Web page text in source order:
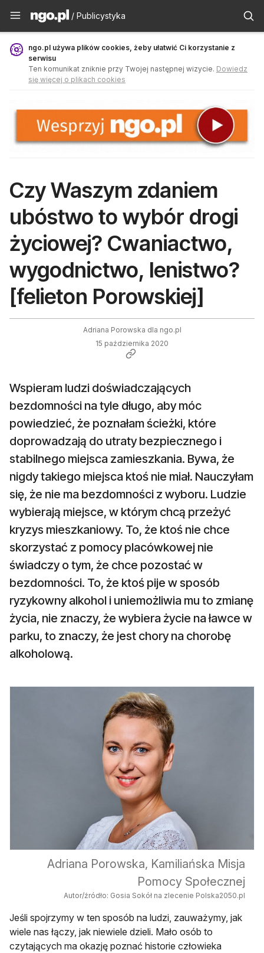
Publicystyka - ngo.pl
/ Publicystyka
ngo.pl używa plików cookies, żeby ułatwić Ci korzystanie z
serwisu
Ten komunikat zniknie przy Twojej następnej wizycie. Dowiedz
się więcej o plikach cookies
Czy Waszym zdaniem
ubóstwo to wybór drogi
życiowej? Cwaniactwo,
wygodnictwo, lenistwo?
[felieton Porowskiej]
Adriana Porowska dla ngo.pl
15 października 2020
Wspieram ludzi doświadczających
bezdomności na tyle długo, aby móc
powiedzieć, że poznałam ścieżki, które
doprowadzają do utraty bezpiecznego i
stabilnego miejsca zamieszkania. Bywa, że
nigdy takiego miejsca ktoś nie miał. Nauczyłam
się, że nie ma bezdomności z wyboru. Ludzie
wybierają miejsce, w którym chcą przeżyć
kryzys mieszkaniowy. To, że ktoś nie chce
skorzystać z pomocy placówkowej nie
świadczy o tym, że chce pozostać w
bezdomności. To, że ktoś pije w sposób
ryzykowny alkohol i uniemożliwia mu to zmianę
życia, nie znaczy, że wybiera życie na ławce w
parku, to znaczy, że jest chory na chorobę
alkoholową.
Adriana Porowska, Kamiliańska Misja
Pomocy Społecznej
Autor/źródło: Gosia Sokół na zlecenie Polska2050.pl
Jeśli spojrzymy w ten sposób na ludzi, zauważymy, jak
wiele nas łączy, jak niewiele dzieli. Mało osób to
czytających ma okazję poznać historie człowieka